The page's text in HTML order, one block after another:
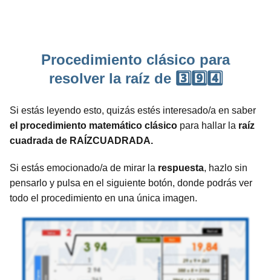
Procedimiento clásico para
resolver la raíz de 3️⃣9️⃣4️⃣
Si estás leyendo esto, quizás estés interesado/a en saber
el procedimiento matemático clásico para hallar la raíz
cuadrada de RAÍZCUADRADA.
Si estás emocionado/a de mirar la respuesta, hazlo sin
pensarlo y pulsa en el siguiente botón, donde podrás ver
todo el procedimiento en una única imagen.